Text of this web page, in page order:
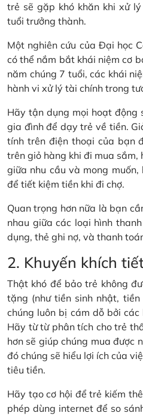
trẻ sẽ gặp khó khăn khi xử
tuổi trưởng thành.
Một nghiên cứu của Đại học
có thể nắm bắt khái niệm cơ
năm chúng 7 tuổi, các khái
hành vi xử lý tài chính trong
Hãy tận dụng mọi hoạt động
gia đình để dạy trẻ về tiền.
tính trên điện thoại của bạn
trên giỏ hàng khi đi mua sắm,
giữa nhu cầu và mong
để tiết kiệm tiền khi đi chợ.
Quan trọng hơn nữa là bạn
nhau giữa các loại hình
dụng, thẻ ghi nợ, và thanh
2. Khuyến khích
Thật khó để bảo trẻ không
tặng (như tiền sinh nhật,
chúng luôn bị cám dỗ bởi
Hãy từ từ phân tích cho trẻ
hơn sẽ giúp chúng mua được
đó chúng sẽ hiểu lợi ích của
tiêu tiền.
Hãy tạo cơ hội để trẻ kiếm
phép dùng internet để so